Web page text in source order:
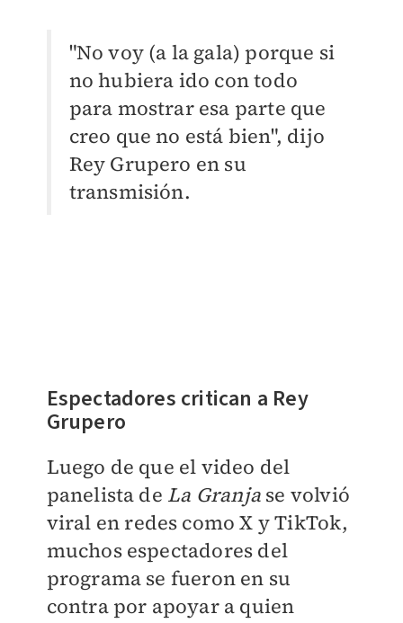
"No voy (a la gala) porque si
no hubiera ido con todo
para mostrar esa parte que
creo que no está bien", dijo
Rey Grupero en su
transmisión.
Espectadores critican a Rey
Grupero
Luego de que el video del
panelista de La Granjase volvió
viral en redes como X y TikTok,
muchos espectadores del
programa se fueron en su
contra por apoyar a quien